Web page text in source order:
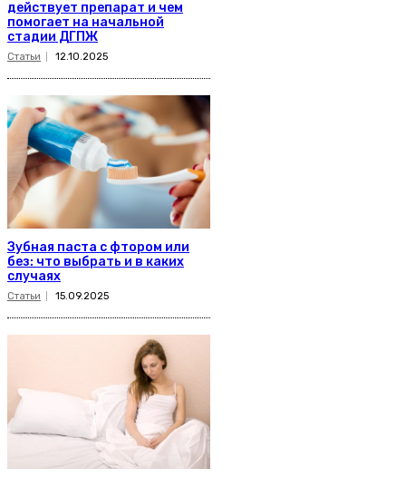
действует препарат и чем
помогает на начальной
стадии ДГПЖ
Статьи 12.10.2025
Зубная паста с фтором или
без: что выбрать и в каких
случаях
Статьи 15.09.2025